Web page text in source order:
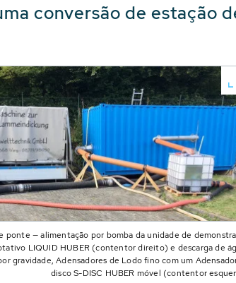
conversão de estação
ponte — alimentação por bomba da unidade de
LIQUID HUBER (contentor direito) e descarga de
gravidade, Adensadores de Lodo fino com um
disco S-DISC HUBER móvel (contentor